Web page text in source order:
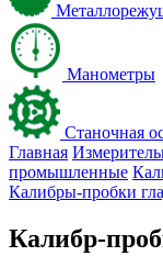
Манометры
Станочная
Главная
промышленные
Калибры-пробки
Калибр-